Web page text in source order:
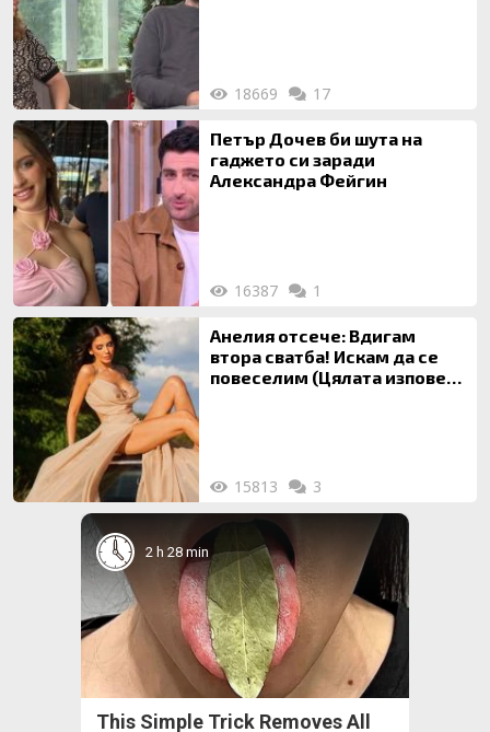
18669 17
Петър Дочев би шута на
гаджето си заради
Александра Фейгин
16387 1
Анелия отсече: Вдигам
втора сватба! Искам да се
повеселим (Цялата изповед
15813 3
2 h 28 min
This Simple Trick Removes All